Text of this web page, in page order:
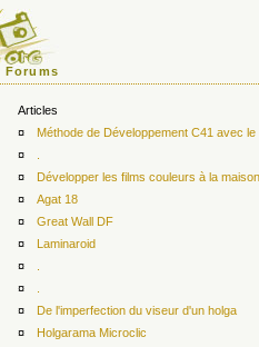
Forums
Articles
¤
Méthode de Développement C41 avec
¤
¤
Développer les films couleurs à la
¤
Agat 18
¤
Great Wall DF
¤
Laminaroid
¤
¤
¤
De l'imperfection du viseur d'un holga
¤
Holgarama Microclic